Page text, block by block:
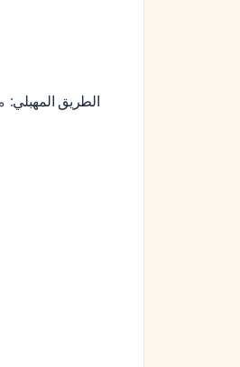
الطريق المهبلي: